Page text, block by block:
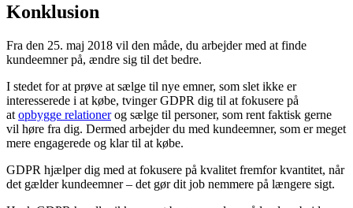
Konklusion
Fra den 25. maj 2018 vil den måde, du arbejder med at finde
kundeemner på, ændre sig til det bedre.
I stedet for at prøve at sælge til nye emner, som slet ikke er
interesserede i at købe, tvinger GDPR dig til at fokusere på
at opbygge relationerog sælge til personer, som rent faktisk gerne
vil høre fra dig. Dermed arbejder du med kundeemner, som er meget
mere engagerede og klar til at købe.
GDPR hjælper dig med at fokusere på kvalitet fremfor kvantitet, når
det gælder kundeemner – det gør dit job nemmere på længere sigt.